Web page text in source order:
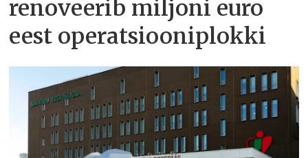
renoveerib miljoni euro
eest operatsiooniplokki